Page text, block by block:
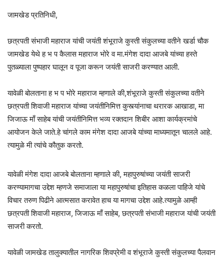
जामखेड प्रतिनिधी,
छत्रपती संभाजी महाराज यांची जयंती शंभूराजे कुस्ती संकुलच्या वतीने खर्डा चौक
जामखेड येथे ह भ प कैलास महाराज भोरे व मा.मंगेश दादा आजबे यांच्या हस्ते
पुतळ्याला पुष्पहार घालून व पूजा करून जयंती साजरी करण्यात आली.
यावेळी बोलताना ह भ प भोरे महाराज म्हणाले की,शंभूराजे कुस्ती संकुलच्या वतीने
छत्रपती शिवाजी महाराज यांच्या जयंतीनिमित्त कुस्त्यांनाचा थरारक आखाडा, मा
जिजाऊ माँ साहेब यांची जयंतीनिमित्त भव्य रक्तदान शिबीर आशा कार्यक्रमांचे
आयोजन केले जाते.हे चांगले काम मंगेश दादा आजबे यांच्या माध्यमातून चालले आहे.
त्यामुळे मी त्यांचे कौतुक करतो.
यावेळी मंगेश दादा आजबे बोलताना म्हणाले की, महापुरुषांच्या जयंती साजरी
करण्यामागचा उद्देश म्हणजे समाजाला या महापुरुषांचा इतिहास कळला पाहिजे यांचे
विचार तरुण पिढीने आत्मसात करावेत हाच या मागचा उद्देश आहे.त्यामुळे आम्ही
छत्रपती शिवाजी महाराज, जिजाऊ माँ साहेब, छत्रपती संभाजी महाराज यांची जयंती
साजरी करतो.
यावेळी जामखेड तालुक्यातील नागरिक शिवप्रेमी व शंभूराजे कुस्ती संकुलच्या पैलवान